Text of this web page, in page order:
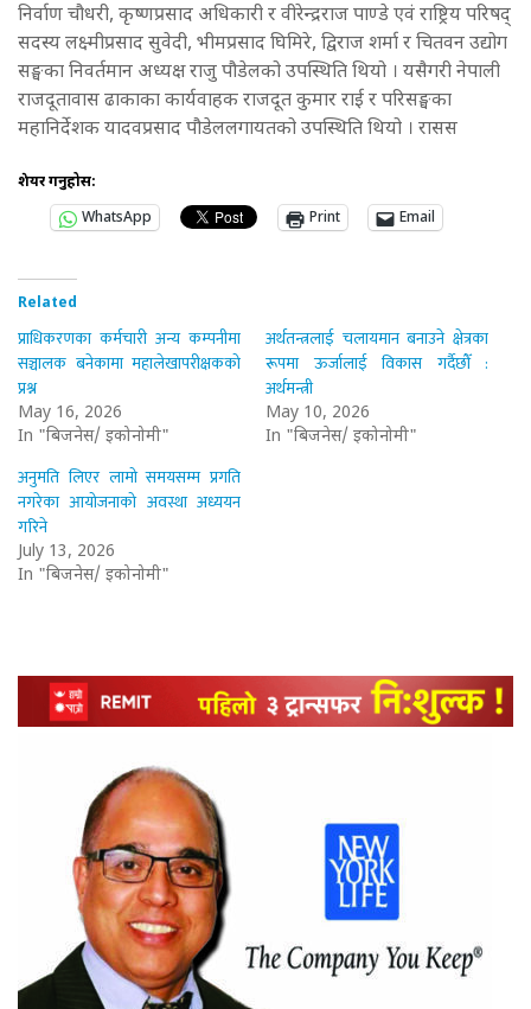
निर्वाण चौधरी, कृष्णप्रसाद अधिकारी र वीरेन्द्रराज पाण्डे एवं राष्ट्रिय परिषद्
सदस्य लक्ष्मीप्रसाद सुवेदी, भीमप्रसाद घिमिरे, द्विराज शर्मा र चितवन उद्योग
सङ्घका निवर्तमान अध्यक्ष राजु पौडेलको उपस्थिति थियो । यसैगरी नेपाली
राजदूतावास ढाकाका कार्यवाहक राजदूत कुमार राई र परिसङ्घका
महानिर्देशक यादवप्रसाद पौडेललगायतको उपस्थिति थियो । रासस
शेयर गर्नुहोस:
WhatsApp
Print Email
Related
प्राधिकरणका कर्मचारी अन्य कम्पनीमा
सञ्चालक बनेकामा महालेखापरीक्षकको
प्रश्न
May 16, 2026
In "बिजनेस/ इकोनोमी"
अर्थतन्त्रलाई चलायमान बनाउने क्षेत्रका
रूपमा ऊर्जालाई विकास गर्दैछौँ :
अर्थमन्त्री
May 10, 2026
In "बिजनेस/ इकोनोमी"
अनुमति लिएर लामो समयसम्म प्रगति
नगरेका आयोजनाको अवस्था अध्ययन
गरिने
July 13, 2026
In "बिजनेस/ इकोनोमी"